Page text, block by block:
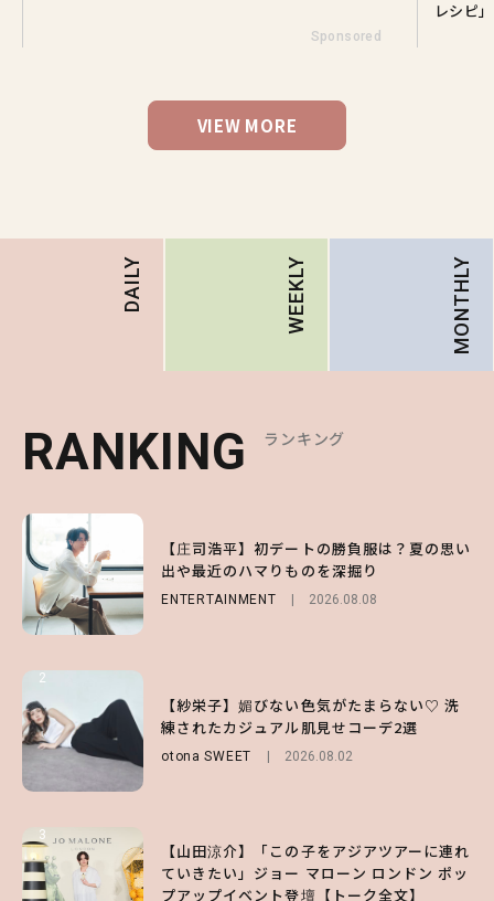
Sponsored
レシピ」
VIEW MORE
DAILY WEEKLY MONTHLY
RANKING ランキング
【庄司浩平】初デートの勝負服は？夏の思い
出や最近のハマりものを深掘り
ENTERTAINMENT 2026.08.08
2
【紗栄子】媚びない色気がたまらない♡ 洗
練されたカジュアル肌見せコーデ2選
otona SWEET 2026.08.02
3
【山田涼介】「この子をアジアツアーに連れ
ていきたい」ジョー マローン ロンドン ポッ
プアップイベント登壇【トーク全文】
RANKING ランキング
【大原優乃】夏メイクはプレイフルに！ドキ
ッとしちゃう色っぽ“うるみ目”のつくり方
BEAUTY 2026.08.01
2
【森香澄】理想のスタイルはどう作る？体型
キープの秘訣や夏の過ごし方など独占インタ
ビュー！
ENTERTAINMENT
3
【ハローキティ】がスシローと初コラボ♡
第1弾の気になるメニュー＆限定グッズを総
チェック！
RANKING ランキング
【SNIDEL】長濱ねるとロマンティックトラ
ッドな秋はじめ｜2026秋の新作コーデ4選
FASHION Sponsored 2026.07.10
2
【付録】総柄ハローキティが可愛すぎ♡ 紀
ノ国屋コラボの“優秀保冷バッグ”は夏の強
い味方！【オトナミューズ9月号増刊】
2026.07.12
3
【谷まりあ】夏は“シアースカート”でさり
げなく肌見せ！透け感のニュアンスを楽しめ
るマストハブアイテム4選